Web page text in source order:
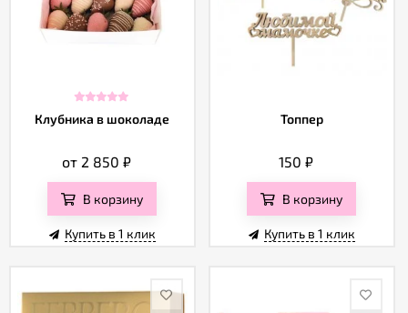
Клубника в шоколаде
от 2 850₽
В корзину
Купить в 1 клик
Топпер
150₽
В корзину
Купить в 1 клик